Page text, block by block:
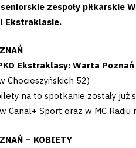
zespoły piłkarskie
Ekstraklasie.
Ekstraklasy: Warta
Chocieszyńskich 52)
na to spotkanie zostały już
Canal+ Sport oraz w MC Radiu
– KOBIETY